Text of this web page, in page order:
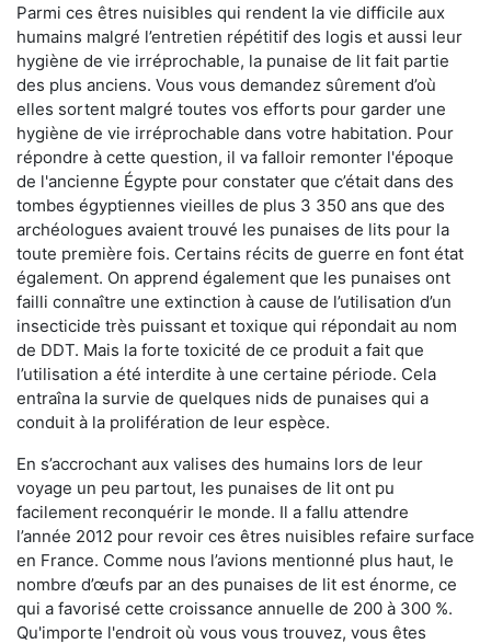
Parmi ces êtres nuisibles qui rendent la vie difficile aux
humains malgré l’entretien répétitif des logis et aussi leur
hygiène de vie irréprochable, la punaise de lit fait partie
des plus anciens. Vous vous demandez sûrement d’où
elles sortent malgré toutes vos efforts pour garder une
hygiène de vie irréprochable dans votre habitation. Pour
répondre à cette question, il va falloir remonter l'époque
de l'ancienne Égypte pour constater que c’était dans des
tombes égyptiennes vieilles de plus 3 350 ans que des
archéologues avaient trouvé les punaises de lits pour la
toute première fois. Certains récits de guerre en font état
également. On apprend également que les punaises ont
failli connaître une extinction à cause de l’utilisation d’un
insecticide très puissant et toxique qui répondait au nom
de DDT. Mais la forte toxicité de ce produit a fait que
l’utilisation a été interdite à une certaine période. Cela
entraîna la survie de quelques nids de punaises qui a
conduit à la prolifération de leur espèce.
En s’accrochant aux valises des humains lors de leur
voyage un peu partout, les punaises de lit ont pu
facilement reconquérir le monde. Il a fallu attendre
l’année 2012 pour revoir ces êtres nuisibles refaire surface
en France. Comme nous l’avions mentionné plus haut, le
nombre d’œufs par an des punaises de lit est énorme, ce
qui a favorisé cette croissance annuelle de 200 à 300 %.
Qu'importe l'endroit où vous vous trouvez, vous êtes